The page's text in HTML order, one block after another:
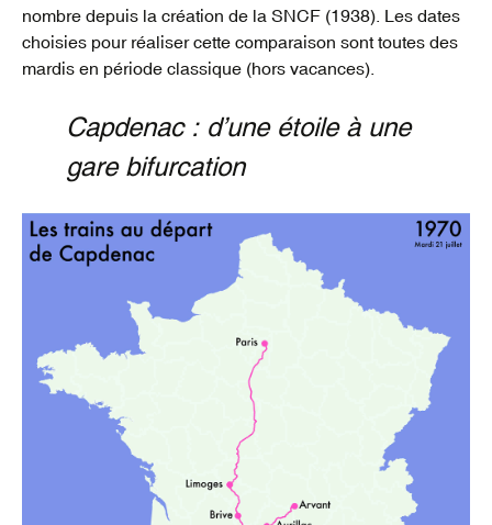
nombre depuis la création de la SNCF (1938). Les dates
choisies pour réaliser cette comparaison sont toutes des
mardis en période classique (hors vacances).
Capdenac : d’une étoile à une
gare bifurcation